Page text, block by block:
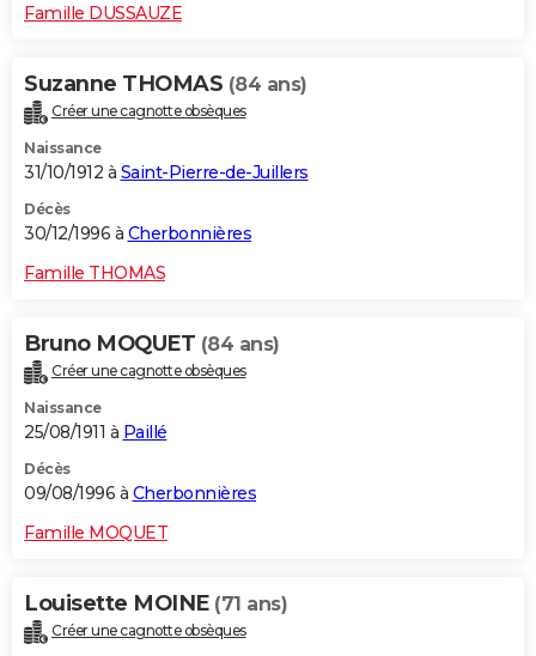
Famille DUSSAUZE
Suzanne THOMAS (84 ans)
Créer une cagnotte obsèques
Naissance
31/10/1912 à Saint-Pierre-de-Juillers
Décès
30/12/1996 à Cherbonnières
Famille THOMAS
Bruno MOQUET (84 ans)
Créer une cagnotte obsèques
Naissance
25/08/1911 à Paillé
Décès
09/08/1996 à Cherbonnières
Famille MOQUET
Louisette MOINE (71 ans)
Créer une cagnotte obsèques